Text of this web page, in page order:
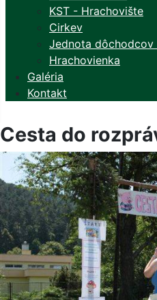
KST - Hrachovište
Cirkev
Jednota dôchodcov
Hrachovienka
Galéria
Kontakt
Cesta do